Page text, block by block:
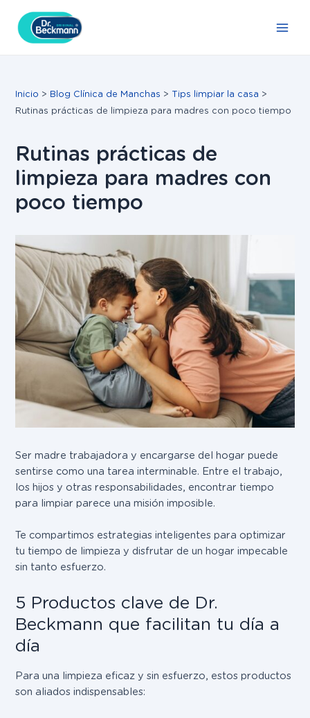
contenido
Inicio Blog Clínica de Manchas
Tips limpiar la casa
Rutinas prácticas de limpieza para madres con poco tiempo
Rutinas prácticas de
limpieza para madres con
poco tiempo
Ser madre trabajadora y encargarse del hogar puede
sentirse como una tarea interminable. Entre el trabajo,
los hijos y otras responsabilidades, encontrar tiempo
para limpiar parece una misión imposible.
Te compartimos estrategias inteligentes para optimizar
tu tiempo de limpieza y disfrutar de un hogar impecable
sin tanto esfuerzo.
5 Productos clave de Dr.
Beckmann que facilitan tu día a
día
Para una limpieza eficaz y sin esfuerzo, estos productos
son aliados indispensables:
de
entradas